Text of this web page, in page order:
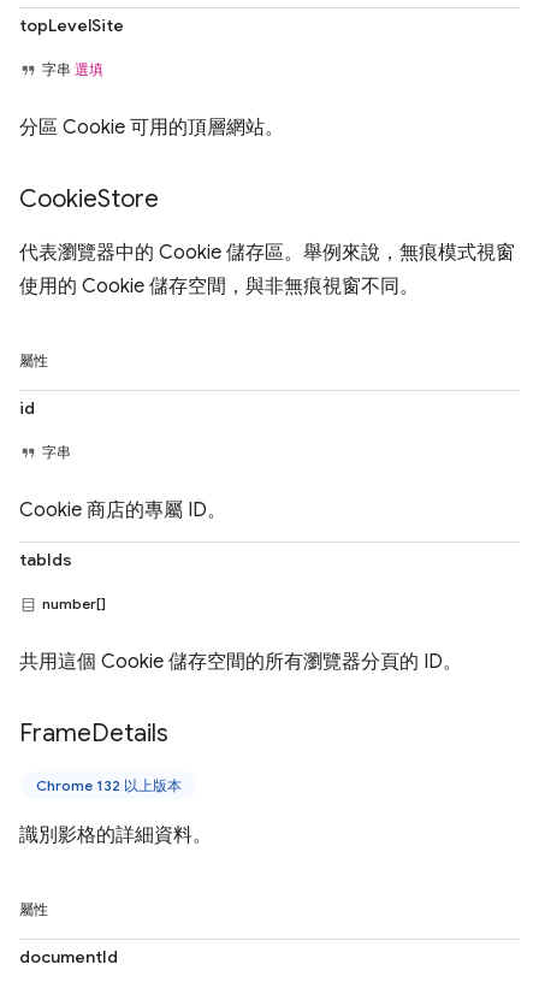
topLevelSite
字串 選填
分區 Cookie 可用的頂層網站。
CookieStore
代表瀏覽器中的 Cookie 儲存區。舉例來說，無痕模式視窗
使用的 Cookie 儲存空間，與非無痕視窗不同。
屬性
id
字串
Cookie 商店的專屬 ID。
tabIds
number[]
共用這個 Cookie 儲存空間的所有瀏覽器分頁的 ID。
FrameDetails
Chrome 132 以上版本
識別影格的詳細資料。
屬性
documentId